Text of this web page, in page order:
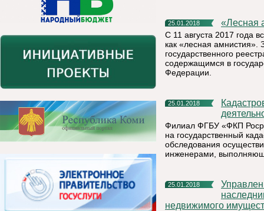
25.01.2018
С 11 августа 2017 года
как «лесная амнистия».
государственного
содержащимся в
Федерации.
25.01.2018
Кадастровая палата провела мониторинг качества
Филиал ФГБУ «ФКП
на государственный
обследования
инженерами,
25.01.2018
Управление Росреестра по Республике Коми: получение
недвижимого